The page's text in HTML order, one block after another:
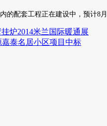
的配套工程正在建设中，预计8
炉2014米兰国际暖通展
泰名居小区项目中标